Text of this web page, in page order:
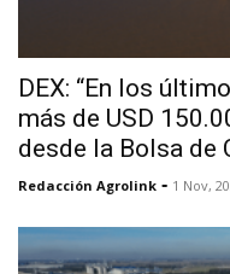
DEX: “En los
más de USD
desde la Bolsa de
Redacción Agrolink - 1 Nov,